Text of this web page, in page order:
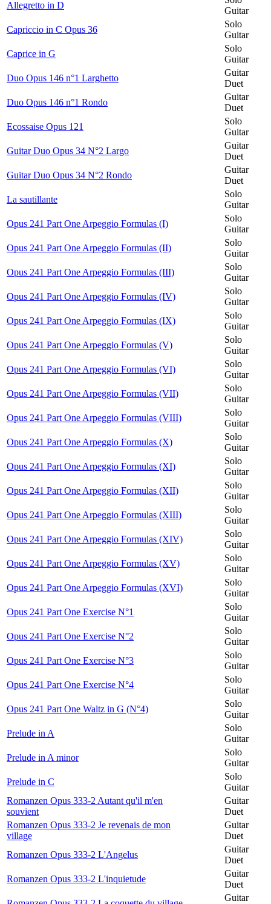
Allegretto in D
Guitar
Capriccio in C Opus 36
Solo
Guitar
Caprice in G
Solo
Guitar
Duo Opus 146 n°1 Larghetto
Guitar
Duet
Duo Opus 146 n°1 Rondo
Guitar
Duet
Ecossaise Opus 121
Solo
Guitar
Guitar Duo Opus 34 N°2 Largo
Guitar
Duet
Guitar Duo Opus 34 N°2 Rondo
Guitar
Duet
La sautillante
Solo
Guitar
Opus 241 Part One Arpeggio Formulas (I)
Solo
Guitar
Opus 241 Part One Arpeggio Formulas (II)
Solo
Guitar
Opus 241 Part One Arpeggio Formulas (III)
Solo
Guitar
Opus 241 Part One Arpeggio Formulas (IV)
Solo
Guitar
Opus 241 Part One Arpeggio Formulas (IX)
Solo
Guitar
Opus 241 Part One Arpeggio Formulas (V)
Solo
Guitar
Opus 241 Part One Arpeggio Formulas (VI)
Solo
Guitar
Opus 241 Part One Arpeggio Formulas (VII)
Solo
Guitar
Opus 241 Part One Arpeggio Formulas (VIII)
Solo
Guitar
Opus 241 Part One Arpeggio Formulas (X)
Solo
Guitar
Opus 241 Part One Arpeggio Formulas (XI)
Solo
Guitar
Opus 241 Part One Arpeggio Formulas (XII)
Solo
Guitar
Opus 241 Part One Arpeggio Formulas (XIII)
Solo
Guitar
Opus 241 Part One Arpeggio Formulas (XIV)
Solo
Guitar
Opus 241 Part One Arpeggio Formulas (XV)
Solo
Guitar
Opus 241 Part One Arpeggio Formulas (XVI)
Solo
Guitar
Opus 241 Part One Exercise N°1
Solo
Guitar
Opus 241 Part One Exercise N°2
Solo
Guitar
Opus 241 Part One Exercise N°3
Solo
Guitar
Opus 241 Part One Exercise N°4
Solo
Guitar
Opus 241 Part One Waltz in G (N°4)
Solo
Guitar
Prelude in A
Solo
Guitar
Prelude in A minor
Solo
Guitar
Prelude in C
Solo
Guitar
Romanzen Opus 333-2 Autant qu'il m'en
souvient
Guitar
Duet
Romanzen Opus 333-2 Je revenais de mon
village
Guitar
Duet
Romanzen Opus 333-2 L'Angelus
Guitar
Duet
Romanzen Opus 333-2 L'inquietude
Guitar
Duet
Guitar